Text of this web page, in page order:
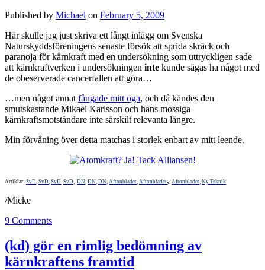
Published by Michael on February 5, 2009
Här skulle jag just skriva ett långt inlägg om Svenska
Naturskyddsföreningens senaste försök att sprida skräck och
paranoja för kärnkraft med en undersökning som uttryckligen sade
att kärnkraftverken i undersökningen inte kunde sägas ha något med
de obeserverade cancerfallen att göra…
…men något annat fångade mitt öga, och då kändes den
smutskastande Mikael Karlsson och hans mossiga
kärnkraftsmotståndare inte särskilt relevanta längre.
Min förvåning över detta matchas i storlek enbart av mitt leende.
Artiklar: SvD SvD SvD SvD DN DN DN Aftonbladet Aftonbladet, Aftonbladet Ny Teknik
/Micke
9 Comments
(kd) gör en rimlig bedömning av
kärnkraftens framtid